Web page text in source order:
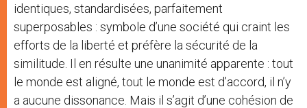
identiques, standardisées, parfaitement
superposables : symbole d’une société qui craint les
efforts de la liberté et préfère la sécurité de la
similitude. Il en résulte une unanimité apparente : tout
le monde est aligné, tout le monde est d’accord, il n’y
a aucune dissonance. Mais il s’agit d’une cohésion de